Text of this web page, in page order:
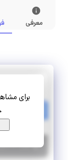
معرفی
برای
تهران |۵ سال پیش